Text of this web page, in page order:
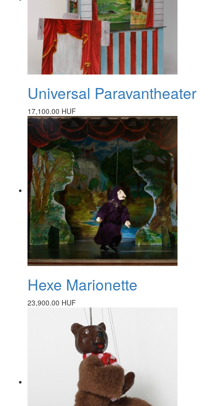
Universal Paravantheater
17,100.00 HUF
Hexe Marionette
23,900.00 HUF